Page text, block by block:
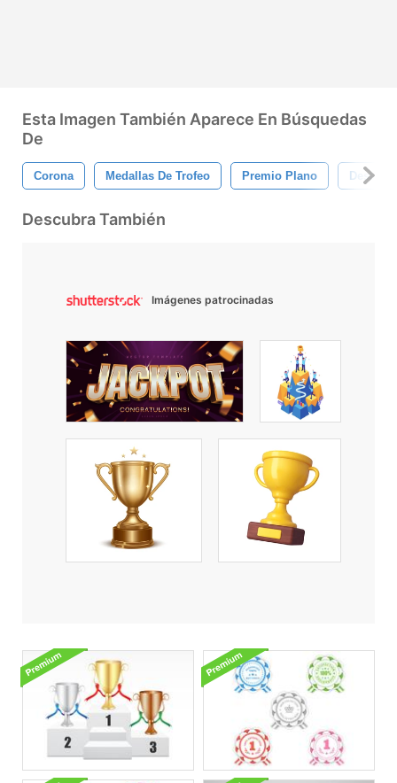
Esta Imagen También Aparece En Búsquedas
De
Corona Medallas De Trofeo Premio Plano Desafío
Descubra También
Imágenes patrocinadas